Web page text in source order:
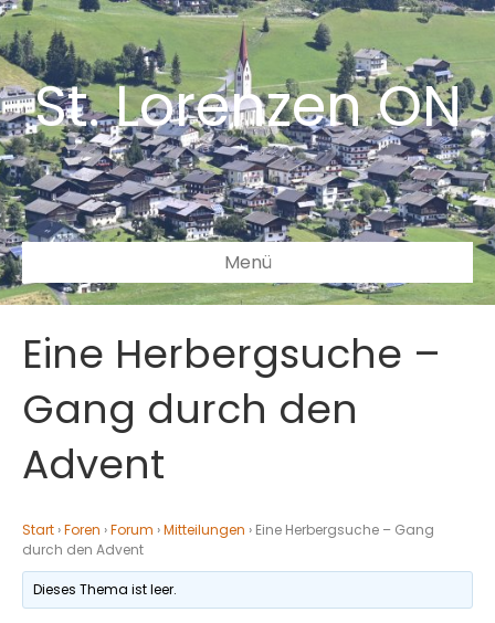
St. Lorenzen ON
Menü
Eine Herbergsuche –
Gang durch den
Advent
Start ›Foren ›Forum ›Mitteilungen › Eine Herbergsuche – Gang
durch den Advent
Dieses Thema ist leer.